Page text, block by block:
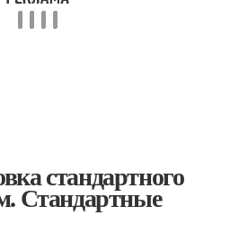
стандартного
Стандартные